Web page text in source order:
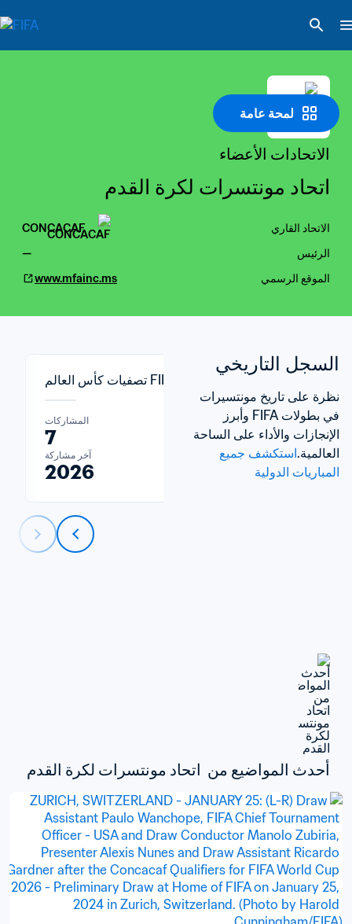
لمحة عامة
الاتحادات الأعضاء
اتحاد مونتسرات لكرة القدم
الاتحاد القاري
CONCACAF
الرئيس
—
الموقع الرسمي
www.mfainc.ms
السجل التاريخي
العالمية.
المباريات الدولية
تصفيات كأس العالم FIFA™
المشاركات
7
آخر مشاركة
2026
أحدث المواضيع من  اتحاد مونتسرات لكرة القدم